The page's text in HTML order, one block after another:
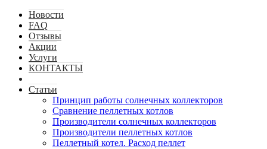
Новости
FAQ
Отзывы
Акции
Услуги
КОНТАКТЫ
Статьи
Принцип работы солнечных коллекторов
Сравнение пеллетных котлов
Производители солнечных коллекторов
Производители пеллетных котлов
Пеллетный котел. Расход пеллет